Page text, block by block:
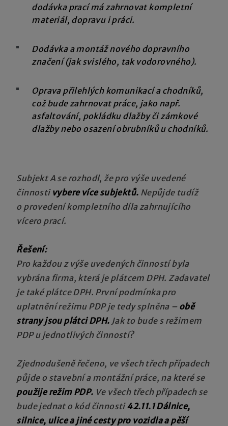
dodávka prací má zahrnovat kompletní
materiál, dopravu i práci.
Dodávka a montáž nového dopravního
značení (jak svislého, tak vodorovného).
Oprava přilehlých komunikací a chodníků,
což bude zahrnovat práce, jako např.
asfaltování, pokládku dlažby či zámkové
dlažby nebo osazení obrubníků u chodníků.
Subjekt A se rozhodl, že pro výše uvedené
činnosti vybere více subjektů. Nepůjde tudíž
o provedení kompletního díla zahrnujícího
vícero prací.
Řešení:
Pro každou z výše uvedených činností byla
vybrána firma, která je plátcem DPH. Zadavatel
je také plátce DPH. První podmínka pro
uplatnění režimu PDP je tedy splněna – obě
strany jsou plátci DPH. Jak to bude s režimem
PDP u jednotlivých činností?
Zjednodušeně řečeno, ve všech třech případech
půjde o stavební a montážní práce, na které se
použije režim PDP. Ve všech třech případech se
bude jednat o kód činnosti42.11.1 Dálnice,
silnice, ulice a jiné cesty pro vozidla a pěší